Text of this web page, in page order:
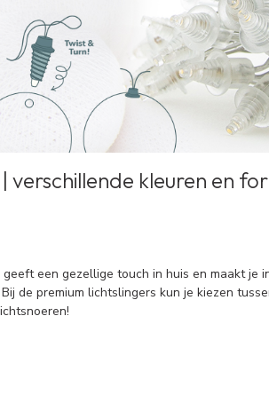
verschillende kleuren en
een gezellige touch in huis en maakt je
de premium lichtslingers kun je kiezen